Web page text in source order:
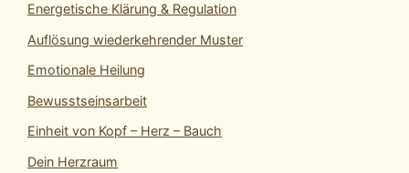
Energetische Klärung & Regulation
Auflösung wiederkehrender Muster
Emotionale Heilung
Bewusstseinsarbeit
Einheit von Kopf – Herz – Bauch
Dein Herzraum